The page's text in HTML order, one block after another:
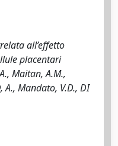
all’effetto
placentari
Maitan, A.M.,
A., Mandato, V.D., DI